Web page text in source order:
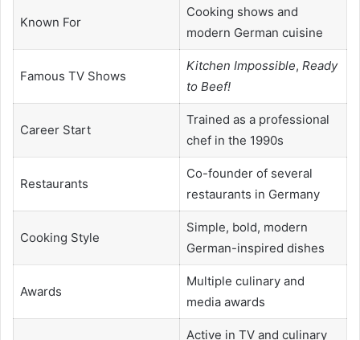
Known For
Cooking shows and
modern German cuisine
Famous TV Shows
Kitchen Impossible, Ready
to Beef!
Career Start
Trained as a professional
chef in the 1990s
Restaurants
Co-founder of several
restaurants in Germany
Cooking Style
Simple, bold, modern
German-inspired dishes
Awards
Multiple culinary and
media awards
Active in TV and culinary